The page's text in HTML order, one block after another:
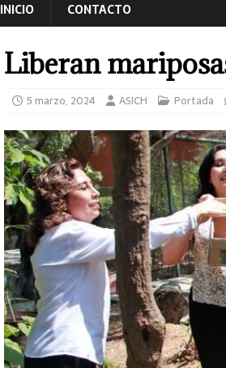
INICIO CONTACTO
Liberan
5 marzo, 2024 ASICH Portada